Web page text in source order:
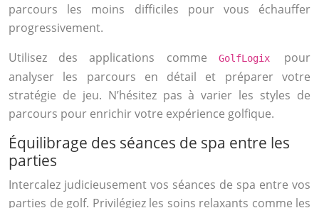
parcours les moins difficiles pour vous échauffer
progressivement.
Utilisez des applications comme
GolfLogix pour
analyser les parcours en détail et préparer votre
stratégie de jeu. N’hésitez pas à varier les styles de
parcours pour enrichir votre expérience golfique.
Équilibrage des séances de spa entre les
parties
Intercalez judicieusement vos séances de spa entre vos
parties de golf. Privilégiez les soins relaxants comme les